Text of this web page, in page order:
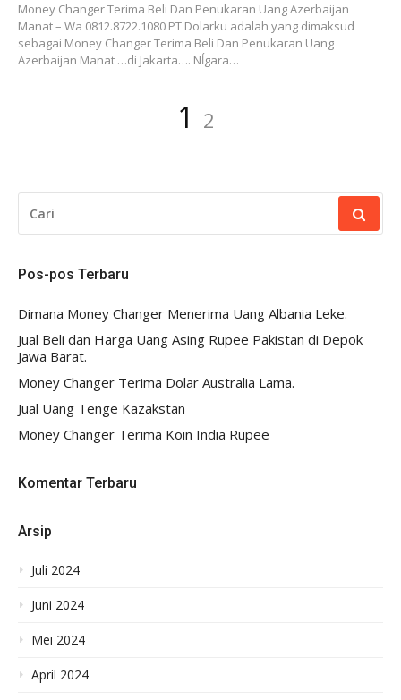
Money Changer Terima Beli Dan Penukaran Uang Azerbaijan
Manat – Wa 0812.8722.1080 PT Dolarku adalah yang dimaksud
sebagai Money Changer Terima Beli Dan Penukaran Uang
Azerbaijan Manat …di Jakarta…. Nĺgara…
Laman
1 Laman
2
UNTUK:
Pos-pos Terbaru
Dimana Money Changer Menerima Uang Albania Leke.
Jual Beli dan Harga Uang Asing Rupee Pakistan di Depok
Jawa Barat.
Money Changer Terima Dolar Australia Lama.
Jual Uang Tenge Kazakstan
Money Changer Terima Koin India Rupee
Komentar Terbaru
Arsip
Juli 2024
Juni 2024
Mei 2024
April 2024